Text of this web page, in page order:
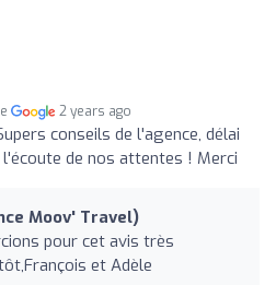
2 years ago
conseils de l'agence, délai
de nos attentes ! Merci
Moov' Travel)
pour cet avis très
et Adèle